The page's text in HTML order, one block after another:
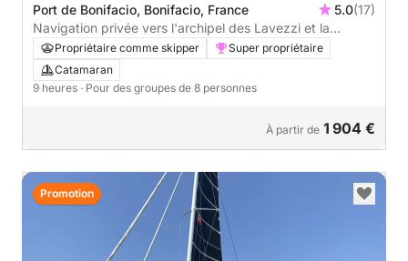
Port de Bonifacio, Bonifacio, France 5.0(17)
Navigation privée vers l'archipel des Lavezzi et la
Maddalena
Propriétaire comme skipper
Super propriétaire
Catamaran
9 heures · Pour des groupes de 8 personnes
À partir de 1 904 €
Promotion